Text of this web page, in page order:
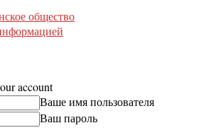
общество
account
Ваше имя пользователя
Ваш пароль